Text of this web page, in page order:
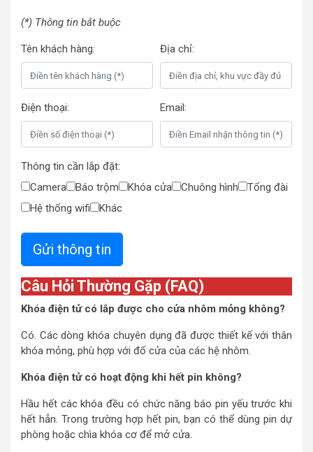
(*) Thông tin bắt buộc
Tên khách hàng: Địa chỉ:
Điện thoại: Email:
Thông tin cần lắp đặt:
Camera
Báo trộm Khóa cửa Chuông hình
Tổng đài
Hệ thống wifi
Khác
Câu Hỏi Thường Gặp (FAQ)
Khóa điện tử có lắp được cho cửa nhôm mỏng không?
Có. Các dòng khóa chuyên dụng đã được thiết kế với thân
khóa mỏng, phù hợp với đố cửa của các hệ nhôm.
Khóa điện tử có hoạt động khi hết pin không?
Hầu hết các khóa đều có chức năng báo pin yếu trước khi
hết hẳn. Trong trường hợp hết pin, bạn có thể dùng pin dự
phòng hoặc chìa khóa cơ để mở cửa.